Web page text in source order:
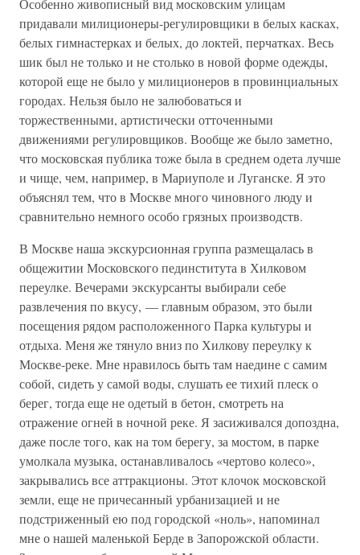
Особенно живописный вид московским улицам
придавали милиционеры-регулировщики в белых касках,
белых гимнастерках и белых, до локтей, перчатках. Весь
шик был не только и не столько в новой форме одежды,
которой еще не было у милиционеров в провинциальных
городах. Нельзя было не залюбоваться и
торжественными, артистически отточенными
движениями регулировщиков. Вообще же было заметно,
что московская публика тоже была в среднем одета лучше
и чище, чем, например, в Мариуполе и Луганске. Я это
объяснял тем, что в Москве много чиновного люду и
сравнительно немного особо грязных производств.
В Москве наша экскурсионная группа размещалась в
общежитии Московского пединститута в Хилковом
переулке. Вечерами экскурсанты выбирали себе
развлечения по вкусу, — главным образом, это были
посещения рядом расположенного Парка культуры и
отдыха. Меня же тянуло вниз по Хилкову переулку к
Москве-реке. Мне нравилось быть там наедине с самим
собой, сидеть у самой воды, слушать ее тихий плеск о
берег, тогда еще не одетый в бетон, смотреть на
отражение огней в ночной реке. Я засиживался допоздна,
даже после того, как на том берегу, за мостом, в парке
умолкала музыка, останавливалось «чертово колесо»,
закрывались все аттракционы. Этот клочок московской
земли, еще не причесанный урбанизацией и не
подстриженный ею под городской «ноль», напоминал
мне о нашей маленькой Берде в Запорожской области.